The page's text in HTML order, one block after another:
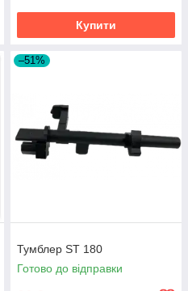
Купити
–51%
Тумблер ST 180
Готово до відправки